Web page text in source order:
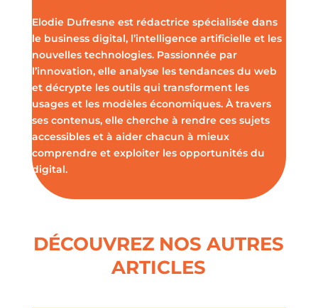
Elodie Dufresne est rédactrice spécialisée dans
le business digital, l’intelligence artificielle et les
nouvelles technologies. Passionnée par
l’innovation, elle analyse les tendances du web
et décrypte les outils qui transforment les
usages et les modèles économiques. À travers
ses contenus, elle cherche à rendre ces sujets
accessibles et à aider chacun à mieux
comprendre et exploiter les opportunités du
digital.
DÉCOUVREZ NOS AUTRES
ARTICLES